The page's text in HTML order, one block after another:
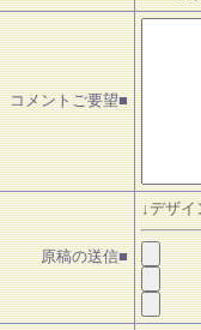
コメントご要望■
原稿の送信■
↓デザイ